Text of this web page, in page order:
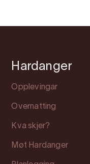
Hardanger
Opplevingar
Overnatting
Kva skjer?
Møt Hardanger